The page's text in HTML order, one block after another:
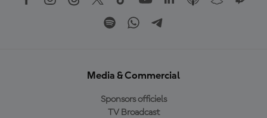
Media & Commercial
Sponsors officiels
TV Broadcast